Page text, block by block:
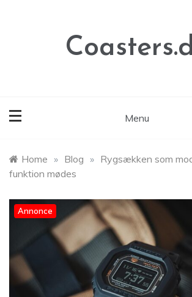
Menu
Home » Blog » Rygsækken som
funktion mødes
Annonce